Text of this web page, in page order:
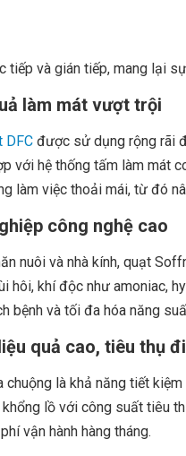
và gián tiếp, mang lại
làm mát vượt trội
DFCđược sử dụng rộng rãi
với hệ thống tấm làm mát
làm việc thoải mái, từ đó
công nghệ cao
nuôi và nhà kính, quạt
hôi, khí độc như amoniac,
bệnh và tối đa hóa năng
quả cao, tiêu thụ
là khả năng tiết
lồ với công suất tiêu
vận hành hàng tháng.